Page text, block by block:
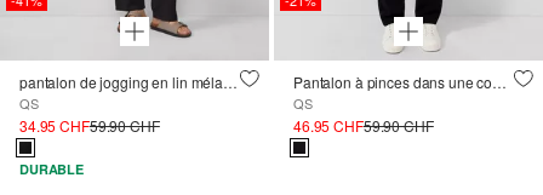
pantalon de jogging en lin mélangé
QS
34.95 CHF59.90 CHF
DURABLE
Pantalon à pinces dans une coupe décontractée
QS
46.95 CHF59.90 CHF